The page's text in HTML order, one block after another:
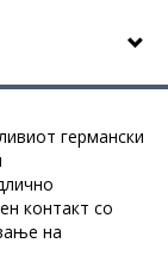
германски
контакт со
на